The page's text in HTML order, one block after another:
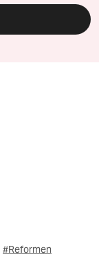
#Reformen